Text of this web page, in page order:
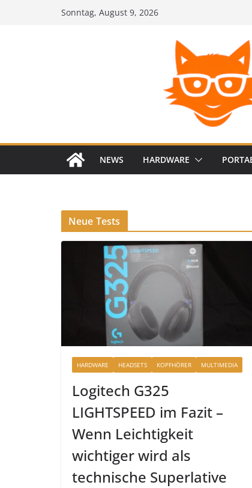
Sonntag, August 9, 2026
NEWS HARDWARE
Neue Tests
HARDWARE HEADSETS KOPFHÖRER MULTIMEDIA
Logitech G325
LIGHTSPEED im Fazit –
Wenn Leichtigkeit
wichtiger wird als
technische Superlative